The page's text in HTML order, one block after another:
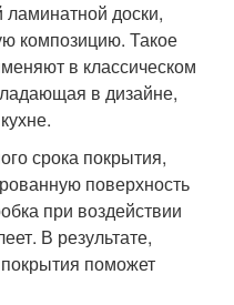
ламинатной доски,
композицию. Такое
в классическом
в дизайне,
срока покрытия,
поверхность
при воздействии
В результате,
поможет